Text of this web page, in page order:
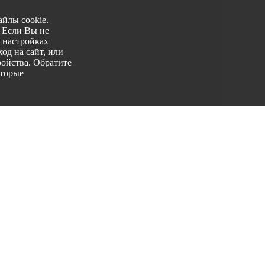
cookie.
Если Вы не
на сайт, или
Обратите